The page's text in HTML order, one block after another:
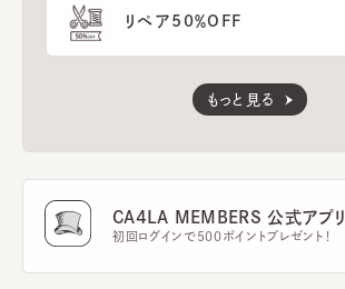
リペア50％OFF
もっと見る
CA4LA MEMBERS 公式アプリ
初回ログインで500ポイントプレゼント！